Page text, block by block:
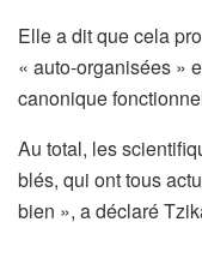
Elle a dit que cela
« auto-organisées »
canonique
Au total, les
blés, qui ont tous
bien », a déclaré